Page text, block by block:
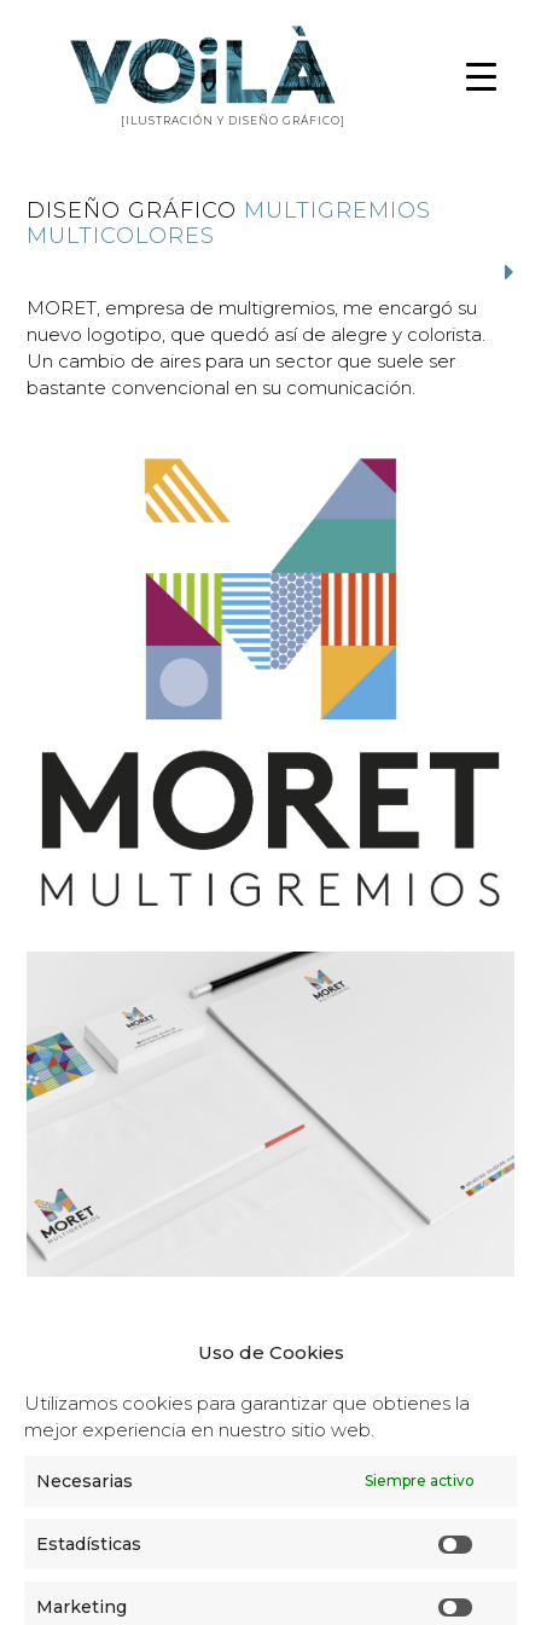
Uso de Cookies
Utilizamos cookies para garantizar que obtienes la
mejor experiencia en nuestro sitio web.
Necesarias Siempre activo
Estadísticas
Marketing
[ILUSTRACIÓN Y DISEÑO GRÁFICO]
DISEÑO GRÁFICO MULTIGREMIOS
MULTICOLORES
MORET, empresa de multigremios, me encargó su
nuevo logotipo, que quedó así de alegre y colorista.
Un cambio de aires para un sector que suele ser
bastante convencional en su comunicación.